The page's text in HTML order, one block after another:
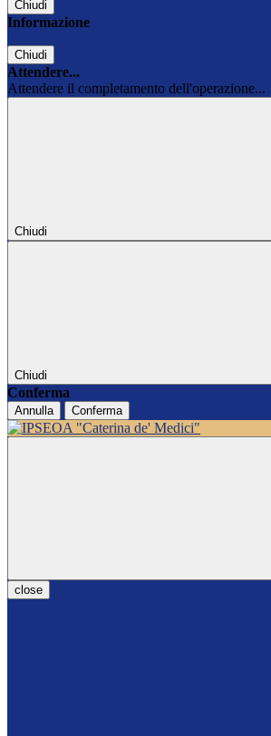
Chiudi
Informazione
Chiudi
Attendere...
Attendere il completamento dell'operazione...
Chiudi
Chiudi
Conferma
Annulla Conferma
close